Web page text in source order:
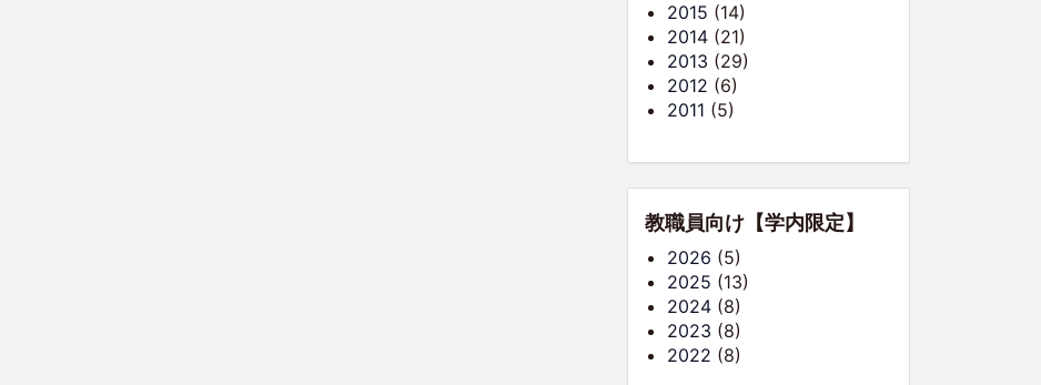
2015 (14)
2014 (21)
2013 (29)
2012 (6)
2011 (5)
教職員向け【学内限定】
2026 (5)
2025 (13)
2024 (8)
2023 (8)
2022 (8)